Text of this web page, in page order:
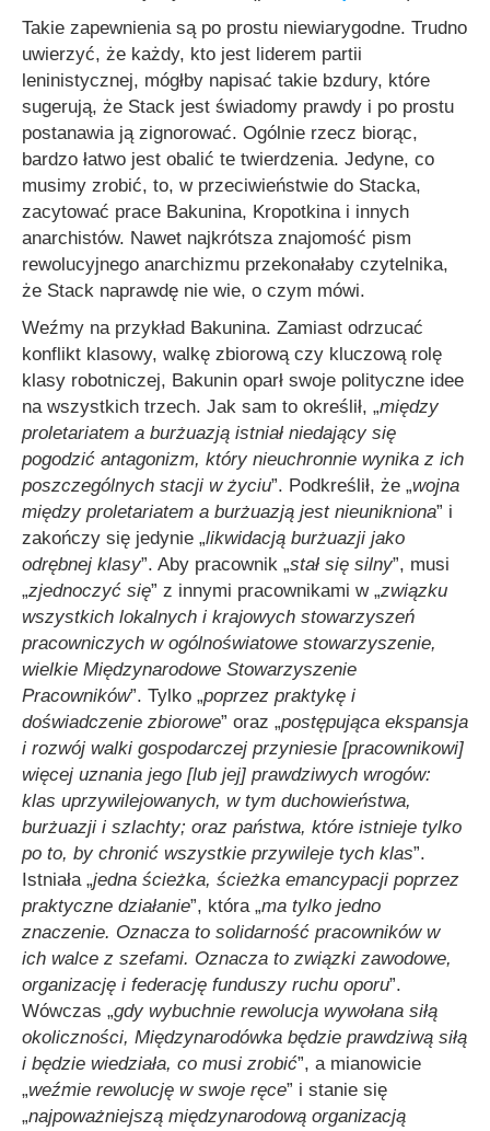
Takie zapewnienia są po prostu niewiarygodne. Trudno
uwierzyć, że każdy, kto jest liderem partii
leninistycznej, mógłby napisać takie bzdury, które
sugerują, że Stack jest świadomy prawdy i po prostu
postanawia ją zignorować. Ogólnie rzecz biorąc,
bardzo łatwo jest obalić te twierdzenia. Jedyne, co
musimy zrobić, to, w przeciwieństwie do Stacka,
zacytować prace Bakunina, Kropotkina i innych
anarchistów. Nawet najkrótsza znajomość pism
rewolucyjnego anarchizmu przekonałaby czytelnika,
że Stack naprawdę nie wie, o czym mówi.
Weźmy na przykład Bakunina. Zamiast odrzucać
konflikt klasowy, walkę zbiorową czy kluczową rolę
klasy robotniczej, Bakunin oparł swoje polityczne idee
na wszystkich trzech. Jak sam to określił, „między
proletariatem a burżuazją istniał niedający się
pogodzić antagonizm, który nieuchronnie wynika z ich
poszczególnych stacji w życiu”. Podkreślił, że „wojna
między proletariatem a burżuazją jest nieunikniona” i
zakończy się jedynie „likwidacją burżuazji jako
odrębnej klasy”. Aby pracownik „stał się silny”, musi
„zjednoczyć się” z innymi pracownikami w „związku
wszystkich lokalnych i krajowych stowarzyszeń
pracowniczych w ogólnoświatowe stowarzyszenie,
wielkie Międzynarodowe Stowarzyszenie
Pracowników”. Tylko „poprzez praktykę i
doświadczenie zbiorowe” oraz „postępująca ekspansja
i rozwój walki gospodarczej przyniesie [pracownikowi]
więcej uznania jego [lub jej] prawdziwych wrogów:
klas uprzywilejowanych, w tym duchowieństwa,
burżuazji i szlachty; oraz państwa, które istnieje tylko
po to, by chronić wszystkie przywileje tych klas”.
Istniała „jedna ścieżka, ścieżka emancypacji poprzez
praktyczne działanie”, która „ma tylko jedno
znaczenie. Oznacza to solidarność pracowników w
ich walce z szefami. Oznacza to związki zawodowe,
organizację i federację funduszy ruchu oporu”.
Wówczas „gdy wybuchnie rewolucja wywołana siłą
okoliczności, Międzynarodówka będzie prawdziwą siłą
i będzie wiedziała, co musi zrobić”, a mianowicie
„weźmie rewolucję w swoje ręce” i stanie się
„najpoważniejszą międzynarodową organizacją